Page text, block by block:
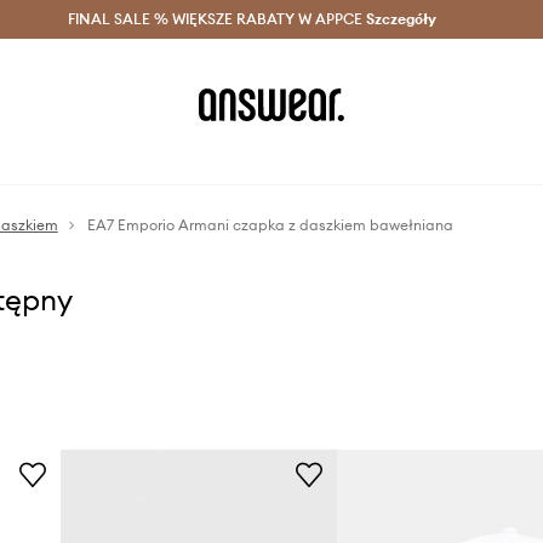
z Answear Club > Dostawa nawet w 24h >
FINAL SALE % WIĘKSZE RABATY W APPCE Szczegóły
EA7 Emporio Armani czapka z daszkiem bawełniana